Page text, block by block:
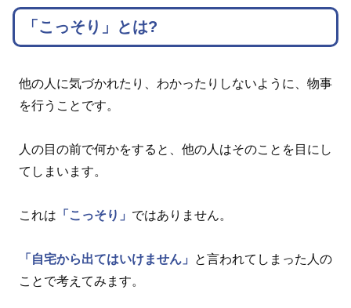
「こっそり」とは?
他の人に気づかれたり、わかったりしないように、物事
を行うことです。
人の目の前で何かをすると、他の人はそのことを目にし
てしまいます。
これは 「こっそり」 ではありません。
「自宅から出てはいけません」
と言われてしまった人の
ことで考えてみます。